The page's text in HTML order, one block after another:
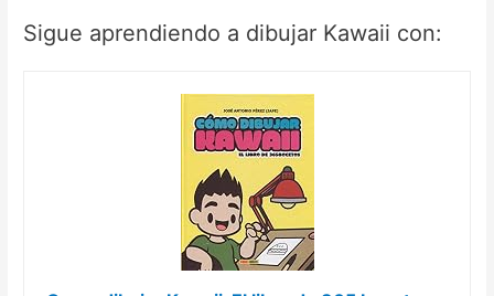
Sigue aprendiendo a dibujar Kawaii con: